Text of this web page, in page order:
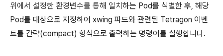
위에서 설정한 환경변수를 통해 일치하는 Pod를 식별한 후, 해당
Pod를 대상으로 지정하여 xwing 파드와 관련된 Tetragon 이벤
트를 간략(compact) 형식으로 출력하는 명령어를 실행합니다.